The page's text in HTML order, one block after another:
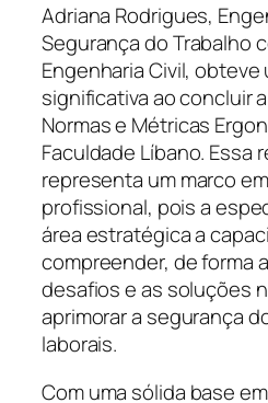
Adriana Rodrigues,
Segurança do Trabalho
Engenharia Civil,
significativa ao concluir
Normas e Métricas
Faculdade Líbano. Essa
representa um marco
profissional, pois a
área estratégica a
compreender, de forma
desafios e as soluções
aprimorar a segurança
laborais.
Com uma sólida base